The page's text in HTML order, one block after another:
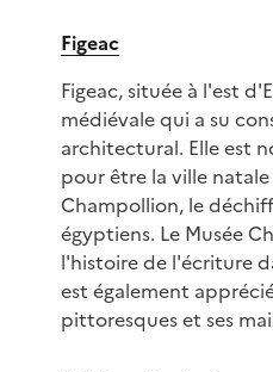
Figeac
Figeac, située à l'est
médiévale qui a su
architectural. Elle est
pour être la ville natale
Champollion, le
égyptiens. Le Musée
l'histoire de l'écriture
est également
pittoresques et ses